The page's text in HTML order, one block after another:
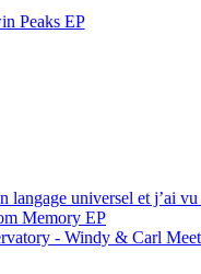
langage universel et j’ai
Memory EP
- Windy & Carl